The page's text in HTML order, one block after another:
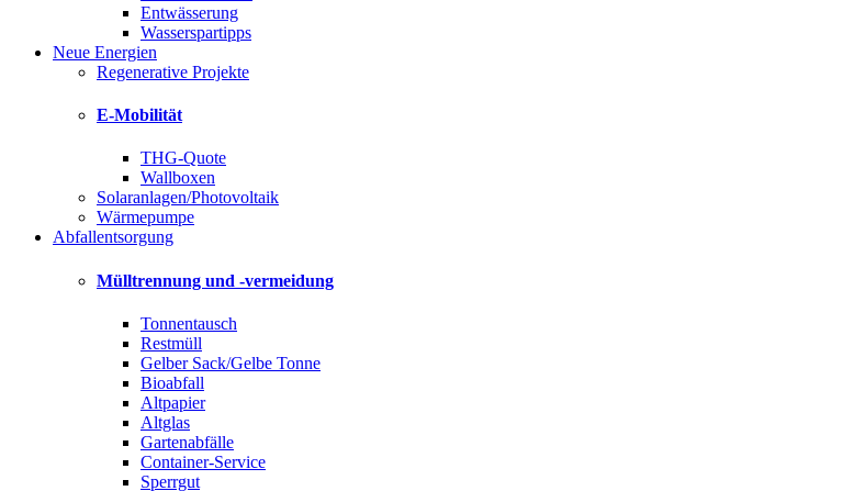
Entwässerung
Wasserspartipps
Neue Energien
Regenerative Projekte
E-Mobilität
THG-Quote
Wallboxen
Solaranlagen/Photovoltaik
Wärmepumpe
Abfallentsorgung
Mülltrennung und -vermeidung
Tonnentausch
Restmüll
Gelber Sack/Gelbe Tonne
Bioabfall
Altpapier
Altglas
Gartenabfälle
Container-Service
Sperrgut